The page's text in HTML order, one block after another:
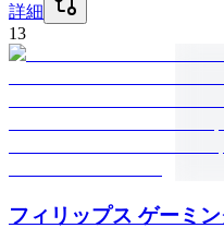
詳細
13
フィリップス ゲーミ